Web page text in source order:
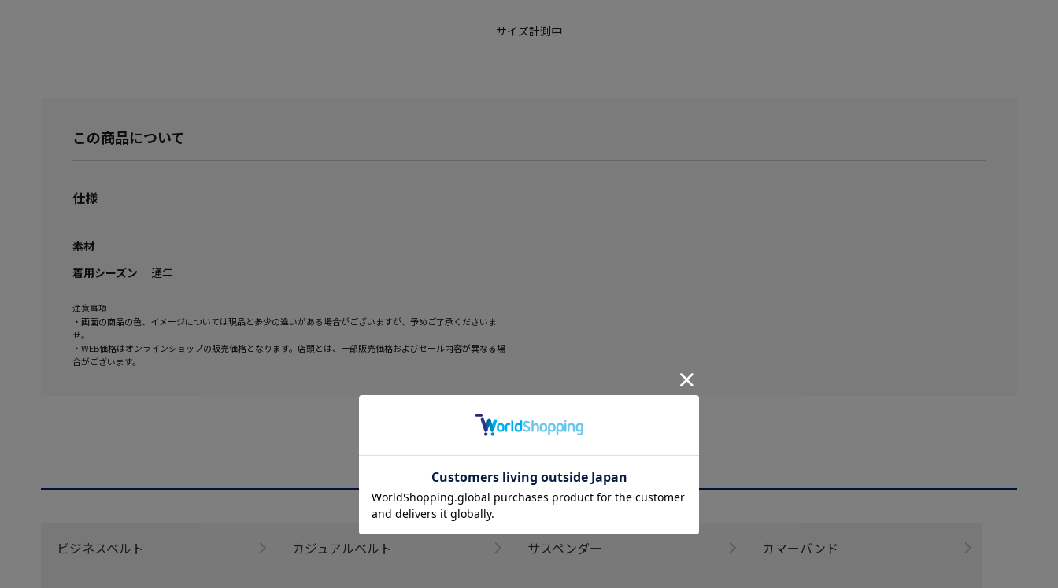
サイズ計測中
この商品について
仕様
素材
―
着用シーズン
通年
注意事項
・画面の商品の色、イメージについては現品と多少の違いがある場合がございますが、予めご了承くださいま
せ。
・WEB価格はオンラインショップの販売価格となります。店頭とは、一部販売価格およびセール内容が異なる場
合がございます。
CATEGORY
商品を絞る
ビジネスベルト カジュアルベルト サスペンダー カマーバンド